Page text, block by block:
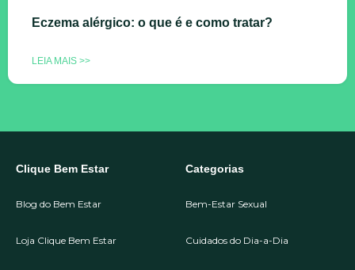
Eczema alérgico: o que é e como tratar?
LEIA MAIS >>
Clique Bem Estar
Blog do Bem Estar
Loja Clique Bem Estar
Categorias
Bem-Estar Sexual
Cuidados do Dia-a-Dia